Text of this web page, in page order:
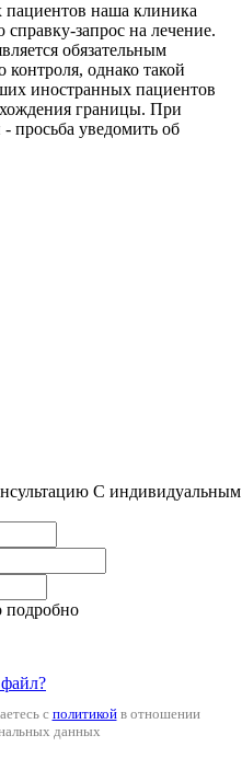
пациентов наша клиника
запрос на лечение.
обязательным
однако такой
иностранных пациентов
границы. При
просьба уведомить об
С индивидуальным
подробно
с политикойв отношении
данных